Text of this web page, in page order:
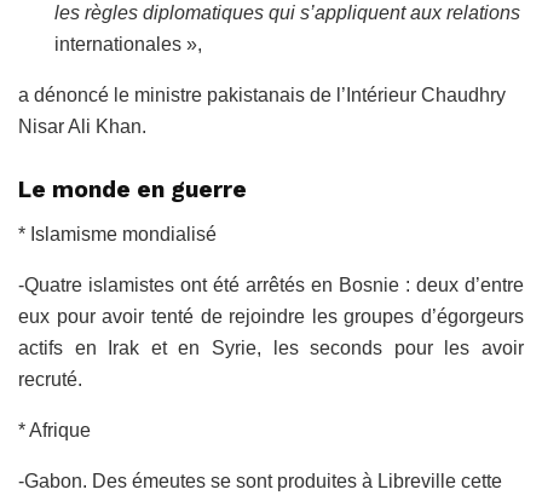
les règles diplomatiques qui s’appliquent aux relations
internationales »,
a dénoncé le ministre pakistanais de l’Intérieur Chaudhry
Nisar Ali Khan.
Le monde en guerre
* Islamisme mondialisé
-Quatre islamistes ont été arrêtés en Bosnie : deux d’entre
eux pour avoir tenté de rejoindre les groupes d’égorgeurs
actifs en Irak et en Syrie, les seconds pour les avoir
recruté.
* Afrique
-Gabon. Des émeutes se sont produites à Libreville cette